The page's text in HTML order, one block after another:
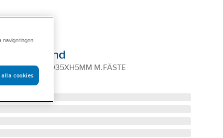
Diamond
DIAMOND Ø35XH5MM M.FÄSTE
navigeringen
alla cookies